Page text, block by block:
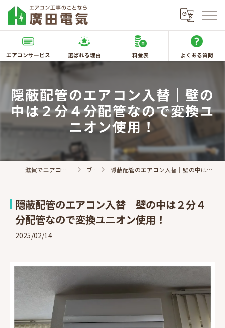
エアコンサービス 選ばれる理由 料金表 よくある質問
隠蔽配管のエアコン入替｜壁の
中は２分４分配管なので変換ユ
ニオン使用！
滋賀でエアコン取付なら廣田電気 ブログ 隠蔽配管のエアコン入替｜壁の中は２分４分配管なので変換ユニオン使用！
隠蔽配管のエアコン入替｜壁の中は２分４
分配管なので変換ユニオン使用！
2025/02/14